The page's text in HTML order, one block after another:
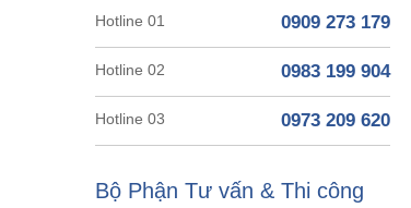
Hotline 01 0909 273 179
Hotline 02 0983 199 904
Hotline 03 0973 209 620
Bộ Phận Tư vấn & Thi công